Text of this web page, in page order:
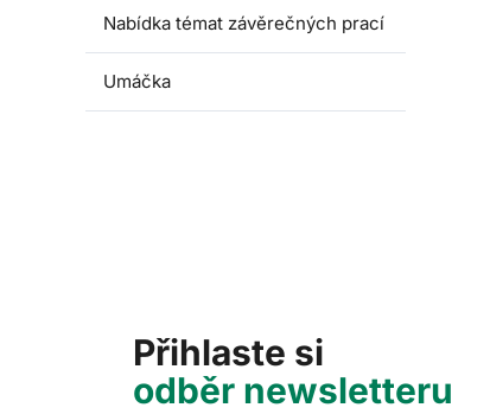
Nabídka témat závěrečných prací
Umáčka
Přihlaste si
odběr newsletteru